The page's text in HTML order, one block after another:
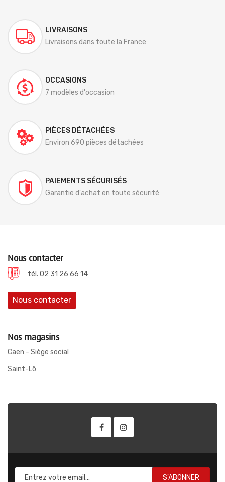
LIVRAISONS
Livraisons dans toute la France
OCCASIONS
7 modèles d'occasion
PIÈCES DÉTACHÉES
Environ 690 pièces détachées
PAIEMENTS SÉCURISÉS
Garantie d'achat en toute sécurité
Nous contacter
tél. 02 31 26 66 14
Nous contacter
Nos magasins
Caen - Siège social
Saint-Lô
S'ABONNER